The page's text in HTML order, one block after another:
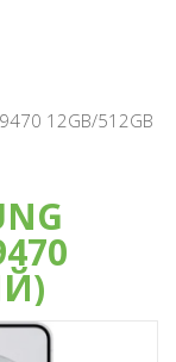
12GB/512GB